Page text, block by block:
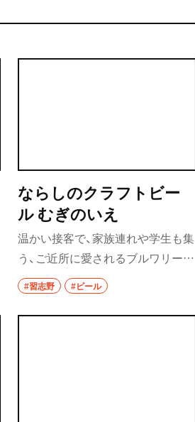
ならしのクラフトビー
ル むぎのいえ
温かい接客で、家族連れや学生も集
う、ご近所に愛されるブルワリー酒
場。代表の今井貴大さんは、各ビー
ルを谷津で醸造している意味・物語
性を大事にしている。ペールエー
#習志野 #ビール